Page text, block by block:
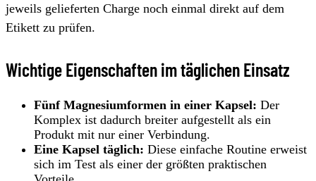
jeweils gelieferten Charge noch einmal direkt auf dem
Etikett zu prüfen.
Wichtige Eigenschaften im täglichen Einsatz
Fünf Magnesiumformen in einer Kapsel: Der
Komplex ist dadurch breiter aufgestellt als ein
Produkt mit nur einer Verbindung.
Eine Kapsel täglich: Diese einfache Routine erweist
sich im Test als einer der größten praktischen